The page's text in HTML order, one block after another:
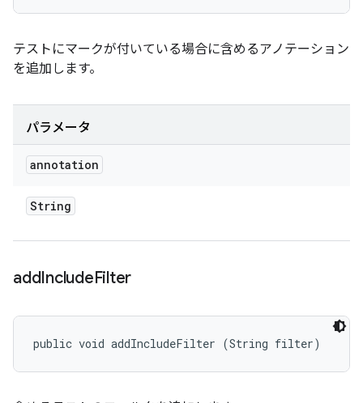
テストにマークが付いている場合に含めるアノテーション
を追加します。
パラメータ
annotation
String
addIncludeFilter
public void addIncludeFilter (String filter)